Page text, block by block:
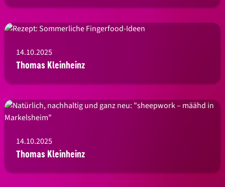
14.10.2025
Thomas Kleinheinz
14.10.2025
Thomas Kleinheinz